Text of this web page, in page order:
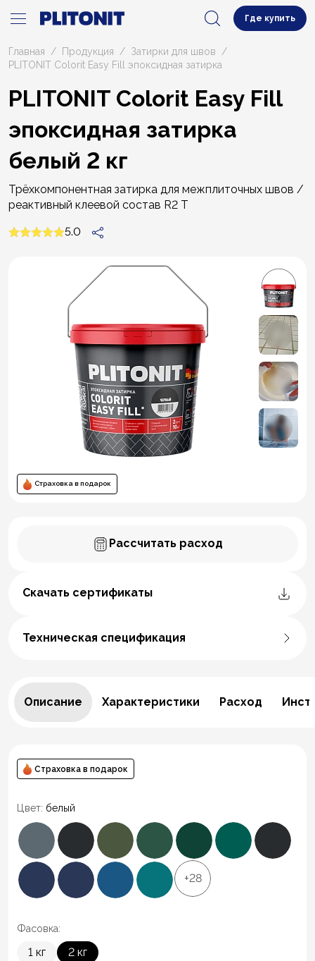
Где купить
Главная Продукция
Затирки для швов
PLITONIT Colorit Easy Fill эпоксидная затирка
PLITONIT Colorit Easy Fill
эпоксидная затирка
белый 2 кг
Трёхкомпонентная затирка для межплиточных швов /
реактивный клеевой состав R2 T
5.0
Страховка в подарок
Рассчитать расход
Скачать сертификаты
Техническая спецификация
Описание Характеристики Расход
Страховка в подарок
Цвет: белый
+28
Фасовка:
1 кг 2 кг